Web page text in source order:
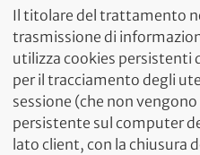
Il titolare del trattamento
trasmissione di
utilizza cookies persistenti
per il tracciamento degli
sessione (che non
persistente sul computer
lato client, con la chiusura